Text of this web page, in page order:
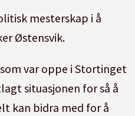
mesterskap i å
Østensvik.
var oppe i Stortinget
situasjonen for så å
kan bidra med for å